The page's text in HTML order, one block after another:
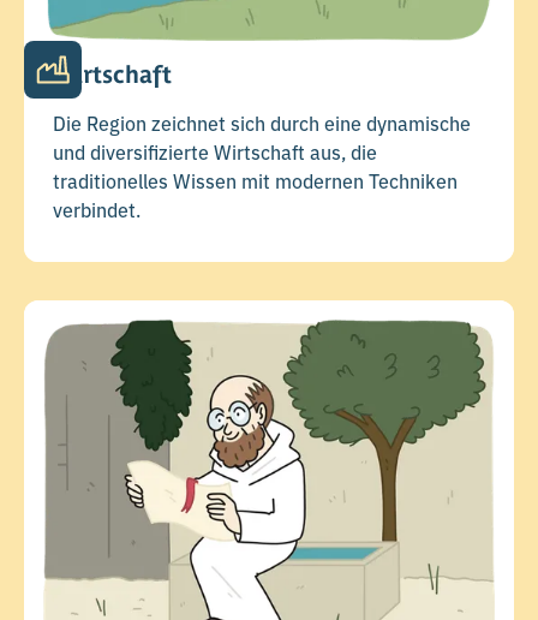
Wirtschaft
Die Region zeichnet sich durch eine dynamische
und diversifizierte Wirtschaft aus, die
traditionelles Wissen mit modernen Techniken
verbindet.